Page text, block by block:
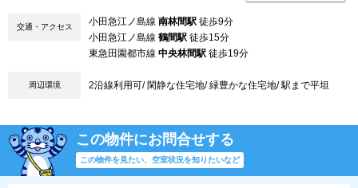
交通・アクセス 小田急江ノ島線 南林間駅 徒歩9分
小田急江ノ島線 鶴間駅 徒歩15分
東急田園都市線 中央林間駅 徒歩19分
周辺環境 2沿線利用可/ 閑静な住宅地/ 緑豊かな住宅地/ 駅まで平坦
この物件にお問合せする
この物件を見たい、空室状況を知りたいなど